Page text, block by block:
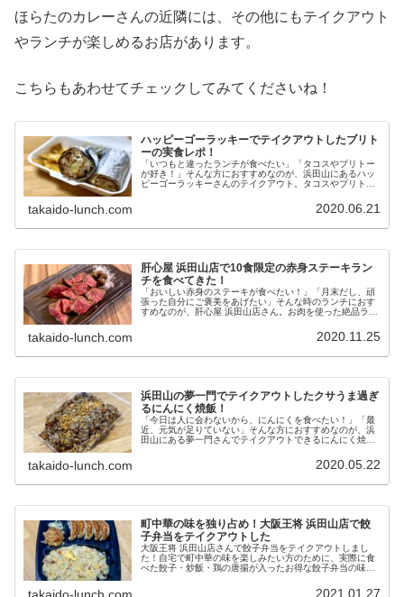
ほらたのカレーさんの近隣には、その他にもテイクアウト
やランチが楽しめるお店があります。
こちらもあわせてチェックしてみてくださいね！
ハッピーゴーラッキーでテイクアウトしたブリト
ーの実食レポ！
「いつもと違ったランチが食べたい」「タコスやブリトー
が好き！」そんな方におすすめなのが、浜田山にあるハッ
ピーゴーラッキーさんのテイクアウト。タコスやブリトー
takaido-lunch.com 2020.06.21
肝心屋 浜田山店で10食限定の赤身ステーキラン
チを食べてきた！
「おいしい赤身のステーキが食べたい！」「月末だし、頑
張った自分にご褒美をあげたい」そんな時のランチにおす
すめなのが、肝心屋 浜田山店さん。お肉を使った絶品ラン
takaido-lunch.com 2020.11.25
浜田山の夢一門でテイクアウトしたクサうま過ぎ
るにんにく焼飯！
「今日は人に会わないから、にんにくを食べたい！」「最
近、元気が足りていない」そんな方におすすめなのが、浜
田山にある夢一門さんでテイクアウトできるにんにく焼
takaido-lunch.com 2020.05.22
町中華の味を独り占め！大阪王将 浜田山店で餃
子弁当をテイクアウトした
大阪王将 浜田山店さんで餃子弁当をテイクアウトしまし
た！自宅で町中華の味を楽しみたい方のために、実際に食
べた餃子・炒飯・鶏の唐揚が入ったお得な餃子弁当の味
takaido-lunch.com 2021.01.27